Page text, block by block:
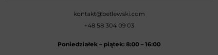
kontakt@betlewski.com
+48 58 304 09 03
Poniedziałek – piątek: 8:00 – 16:00